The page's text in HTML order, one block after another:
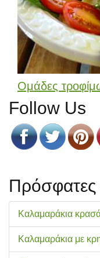
Ομάδες
Follow Us
Πρόσφατες
Καλαμαράκια
Καλαμαράκια με